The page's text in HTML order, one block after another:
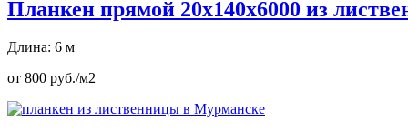
Планкен прямой 20х140х6000 из
Длина: 6 м
от 800 руб./м2